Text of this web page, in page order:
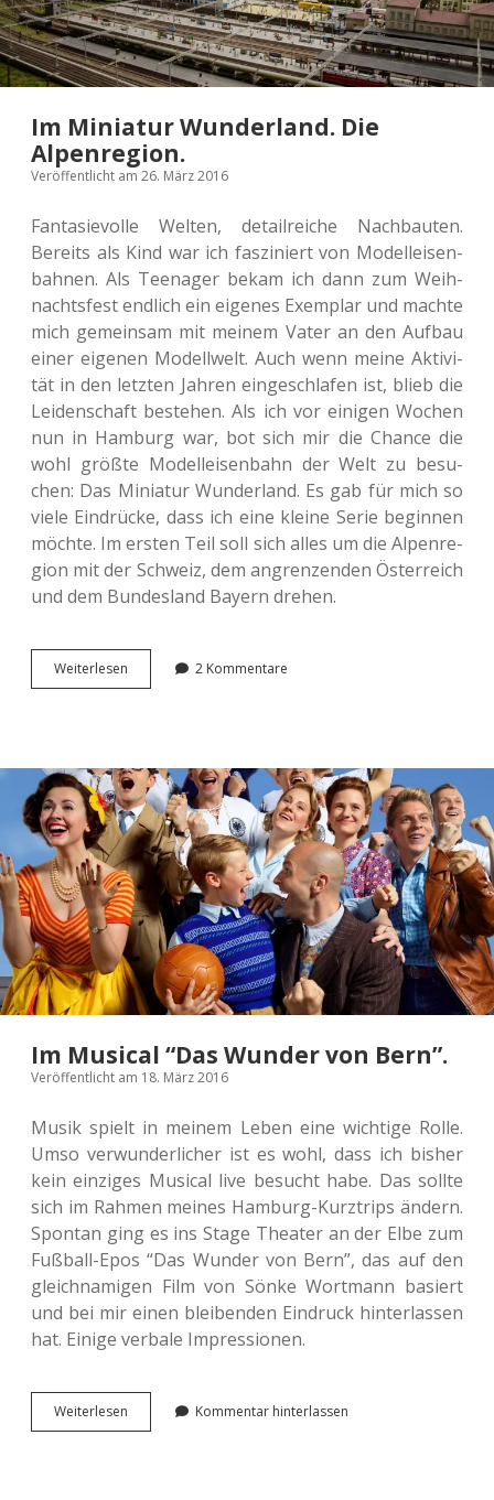
Im Miniatur Wunderland. Die
Alpenregion.
Veröffentlicht am 26. März 2016
Fan­ta­sie­vol­le Welten, detail­rei­che Nach­bau­ten.
Bereits als Kind war ich fas­zi­niert von Modell­ei­sen­
bah­nen. Als Teen­ager bekam ich dann zum Weih­
nachts­fest end­lich ein eige­nes Exem­plar und machte
mich gemein­sam mit meinem Vater an den Aufbau
einer eige­nen Modell­welt. Auch wenn meine Akti­vi­
tät in den letz­ten Jahren ein­ge­schla­fen ist, blieb die
Lei­den­schaft bestehen. Als ich vor eini­gen Wochen
nun in Ham­burg war, bot sich mir die Chance die
wohl größte Modell­ei­sen­bahn der Welt zu besu­
chen: Das Minia­tur Wun­der­land. Es gab für mich so
viele Ein­drü­cke, dass ich eine kleine Serie begin­nen
möchte. Im ersten Teil soll sich alles um die Alpen­re­
gi­on mit der Schweiz, dem angren­zen­den Öster­reich
und dem Bun­des­land Bayern drehen.
Wei­ter­le­sen
Minia­
land.
Die
Alpenregion.
2 Kommentare
Im Musical “Das Wunder von Bern”.
Veröffentlicht am 18. März 2016
Musik spielt in meinem Leben eine wich­ti­ge Rolle.
Umso ver­wun­der­li­cher ist es wohl, dass ich bisher
kein ein­zi­ges Musi­cal live besucht habe. Das sollte
sich im Rahmen meines Ham­burg-Kurz­trips ändern.
Spon­tan ging es ins Stage Thea­ter an der Elbe zum
Fuß­ball-Epos “Das Wunder von Bern”, das auf den
gleich­na­mi­gen Film von Sönke Wort­mann basiert
und bei mir einen blei­ben­den Ein­druck hin­ter­las­sen
hat. Einige ver­ba­le Impressionen.
Wei­ter­le­sen
Musi­
Kommentar hinterlassen